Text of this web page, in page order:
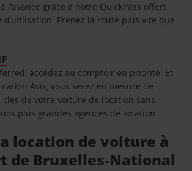
l’avance grâce à notre QuickPass offert
d’utilisation. Prenez la route plus vite que
accédez au comptoir en priorité. Et
Avis, vous serez en mesure de
de votre voiture de location sans
plus grandes agences de location.
location de voiture à
de Bruxelles-National